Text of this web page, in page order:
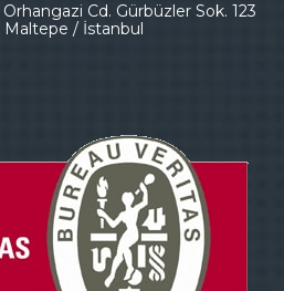
Cd. Gürbüzler Sok. 123
Maltepe / İstanbul